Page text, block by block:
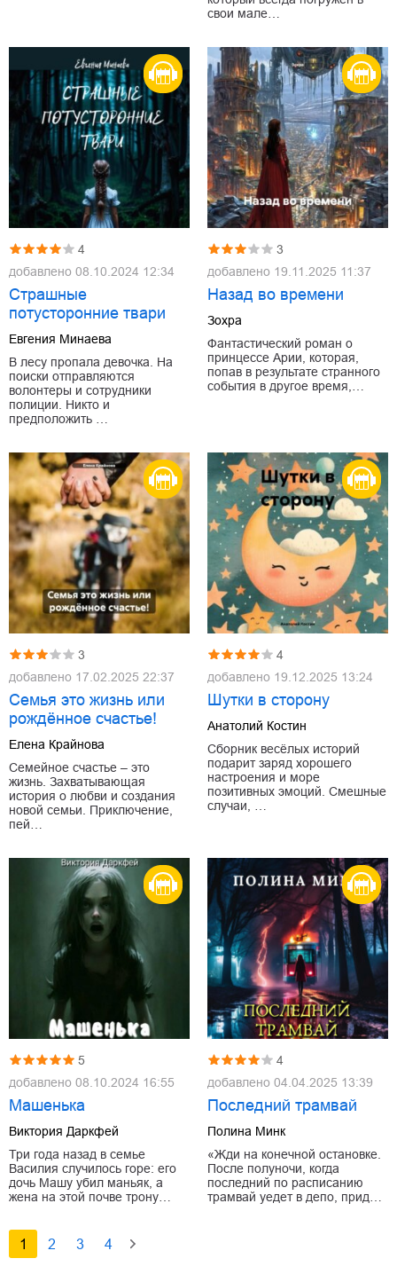
свои мале…
4
добавлено 08.10.2024 12:34
Страшные
потусторонние твари
Евгения Минаева
В лесу пропала девочка. На
поиски отправляются
волонтеры и сотрудники
полиции. Никто и
предположить …
3
добавлено 19.11.2025 11:37
Назад во времени
Зохра
Фантастический роман о
принцессе Арии, которая,
попав в результате странного
события в другое время,…
3
добавлено 17.02.2025 22:37
Семья это жизнь или
рождëнное счастье!
Елена Крайнова
Семейное счастье – это
жизнь. Захватывающая
история о любви и создания
новой семьи. Приключение,
пей…
4
добавлено 19.12.2025 13:24
Шутки в сторону
Анатолий Костин
Сборник весёлых историй
подарит заряд хорошего
настроения и море
позитивных эмоций. Смешные
случаи, …
5
добавлено 08.10.2024 16:55
Машенька
Виктория Даркфей
Три года назад в семье
Василия случилось горе: его
дочь Машу убил маньяк, а
жена на этой почве трону…
4
добавлено 04.04.2025 13:39
Последний трамвай
Полина Минк
«Жди на конечной остановке.
После полуночи, когда
последний по расписанию
трамвай уедет в депо, прид…
1 2 3 4